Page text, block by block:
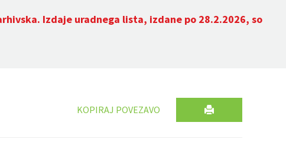
Izdaje uradnega lista, izdane po 28.2.2026, so
KOPIRAJ POVEZAVO